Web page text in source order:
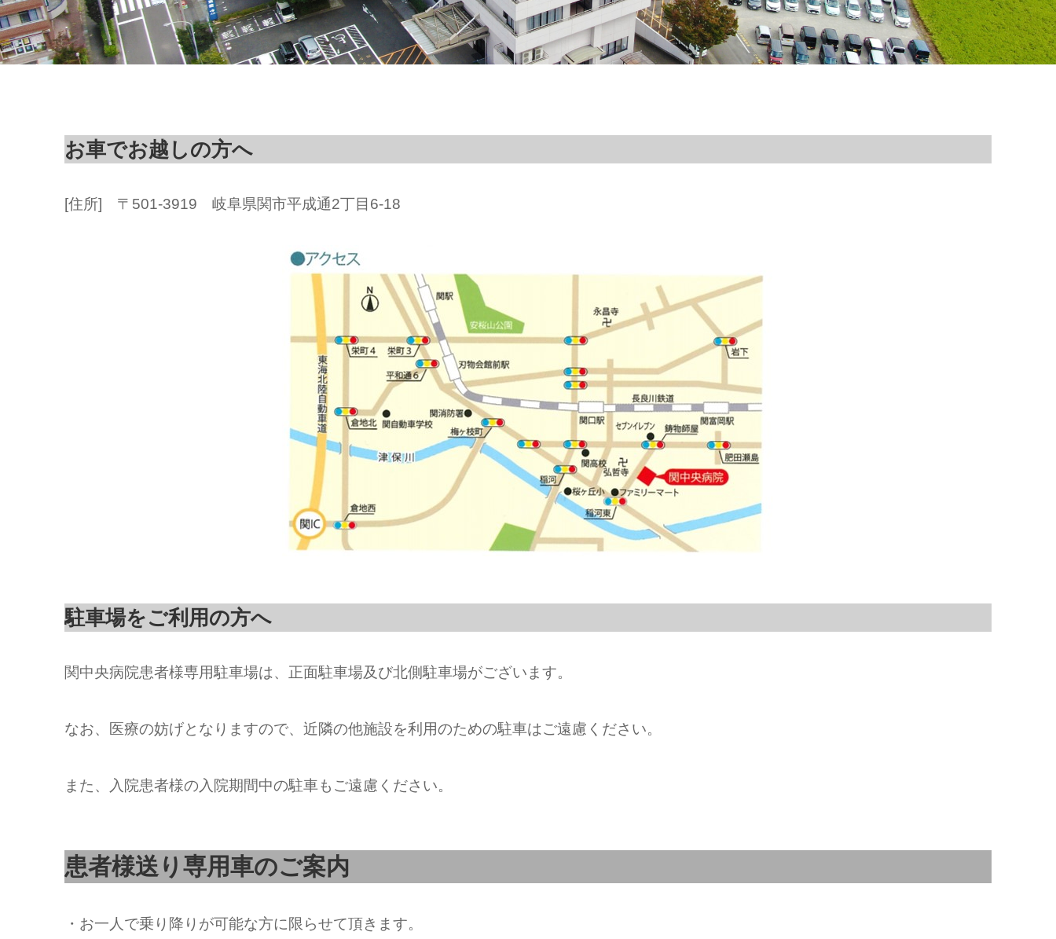
お車でお越しの方へ
[住所] 〒501-3919 岐阜県関市平成通2丁目6-18
駐車場をご利用の方へ
関中央病院患者様専用駐車場は、正面駐車場及び北側駐車場がございます。
なお、医療の妨げとなりますので、近隣の他施設を利用のための駐車はご遠慮ください。
また、入院患者様の入院期間中の駐車もご遠慮ください。
患者様送り専用車のご案内
・お一人で乗り降りが可能な方に限らせて頂きます。